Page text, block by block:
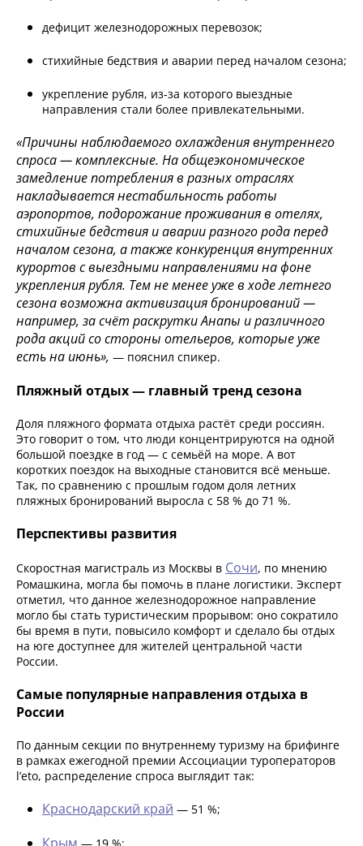
дефицит железнодорожных перевозок;
стихийные бедствия и аварии перед началом сезона;
укрепление рубля, из‑за которого выездные
направления стали более привлекательными.
«Причины наблюдаемого охлаждения внутреннего
спроса — комплексные. На общеэкономическое
замедление потребления в разных отраслях
накладывается нестабильность работы
аэропортов, подорожание проживания в отелях,
стихийные бедствия и аварии разного рода перед
началом сезона, а также конкуренция внутренних
курортов с выездными направлениями на фоне
укрепления рубля. Тем не менее уже в ходе летнего
сезона возможна активизация бронирований —
например, за счёт раскрутки Анапы и различного
рода акций со стороны отельеров, которые уже
есть на июнь», — пояснил спикер.
Пляжный отдых — главный тренд сезона
Доля пляжного формата отдыха растёт среди россиян.
Это говорит о том, что люди концентрируются на одной
большой поездке в год — с семьёй на море. А вот
коротких поездок на выходные становится всё меньше.
Так, по сравнению с прошлым годом доля летних
пляжных бронирований выросла с 58 % до 71 %.
Перспективы развития
Скоростная магистраль из Москвы в Сочи, по мнению
Ромашкина, могла бы помочь в плане логистики. Эксперт
отметил, что данное железнодорожное направление
могло бы стать туристическим прорывом: оно сократило
бы время в пути, повысило комфорт и сделало бы отдых
на юге доступнее для жителей центральной части
России.
Самые популярные направления отдыха в
России
По данным секции по внутреннему туризму на брифинге
в рамках ежегодной премии Ассоциации туроператоров
l’eto, распределение спроса выглядит так:
Краснодарский край — 51 %;